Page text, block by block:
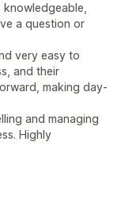
knowledgeable,
a question or
very easy to
and their
making day-
and managing
Highly